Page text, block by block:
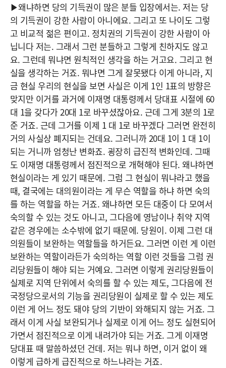
▶왜냐하면 당의 기득권이 많은 분들 입장에서는. 저는 당
의 기득권이 강한 사람이 아니에요. 그리고 또 나이도 그렇
고 비교적 젊은 편이고. 정치권의 기득권이 강한 사람이 아
닙니다 저는. 그래서 그런 분들하고 그렇게 친하지도 않고
요. 그런데 뭐냐면 원칙적인 생각을 하는 거고요. 그리고 현
실을 생각하는 거죠. 뭐냐면 그게 잘못됐다 이게 아니라, 지
금 현실 우리의 현실을 보면 사실은 이게 1인 1표의 방향은
맞지만 이거를 과거에 이재명 대통령께서 당대표 시절에 60
대 1을 갖다가 20대 1로 바꾸셨잖아요. 근데 그게 3분의 1로
준 거죠. 근데 그거를 이제 1 대 1로 바꾸겠다 그러면 완전히
거의 사실상 폐지되는 건데요. 그러니까 20대 1이 1 대 1이
되는 거니까 엄청난 변화죠. 굉장히 급진적 변화인데. 그때
도 이재명 대통령께서 점진적으로 개혁해야 된다. 왜냐하면
현실이라는 게 있기 때문에. 그럼 그 현실이 뭐냐라고 했을
때, 결국에는 대의원이라는 게 무슨 역할을 하냐 하면 숙의
를 하는 역할을 하는 거죠. 왜냐하면 모든 대중이 다 모여서
숙의할 수 있는 것도 아니고, 그다음에 영남이나 취약 지역
같은 경우에는 소수밖에 없기 때문에. 당원이. 이제 그런 대
의원들이 보완하는 역할들을 하거든요. 그러면 이런 게 이런
보완하는 역할이라든가 숙의하는 역할 이런 것들을 그럼 권
리당원들이 해야 되는 거예요. 그러면 이렇게 권리당원들이
실제로 지역 단위에서 숙의를 할 수 있는 제도, 그다음에 전
국정당으로서의 기능을 권리당원이 실제로 할 수 있는 제도
이런 게 어느 정도 돼야 당의 기반이 와해되지 않는 거죠. 그
래서 이게 사실 보완되거나 실제로 이게 어느 정도 실현되어
가면서 점진적으로 이게 내려가야 되는 거죠. 그게 이재명
당대표 때 말씀하셨던 건데. 저는 뭐냐 하면, 이거 없이 왜
이렇게 급하게 급진적으로 하느냐라는 거죠.